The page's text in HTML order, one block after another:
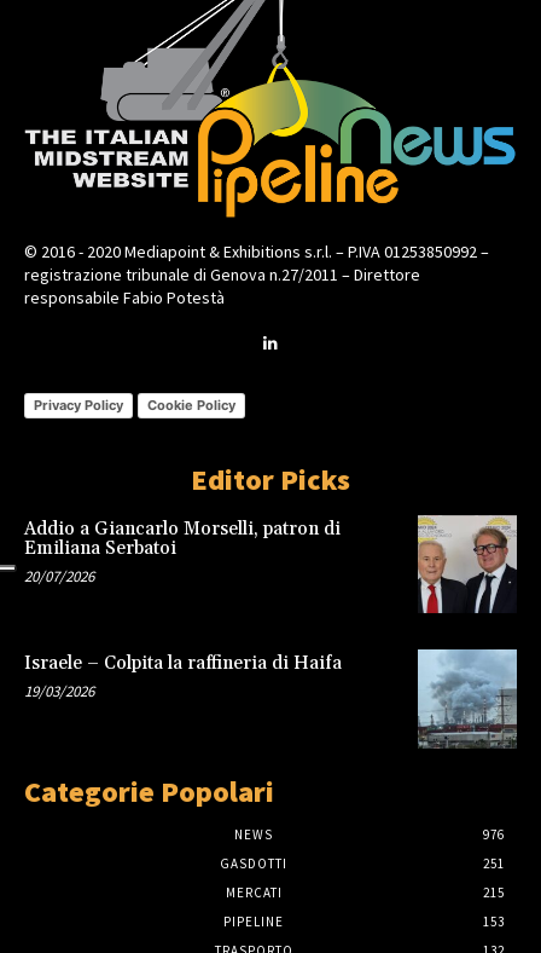
© 2016 - 2020 Mediapoint & Exhibitions s.r.l. – P.IVA 01253850992 –
registrazione tribunale di Genova n.27/2011 – Direttore
responsabile Fabio Potestà
Privacy Policy Cookie Policy
Editor Picks
Addio a Giancarlo Morselli, patron di
Emiliana Serbatoi
20/07/2026
Israele – Colpita la raffineria di Haifa
19/03/2026
Categorie Popolari
NEWS
976
GASDOTTI
251
MERCATI
215
PIPELINE
153